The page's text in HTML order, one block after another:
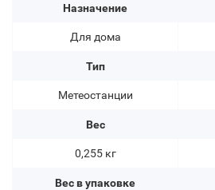
Назначение
Для дома
Тип
Метеостанции
Вес
0,255 кг
Вес в упаковке